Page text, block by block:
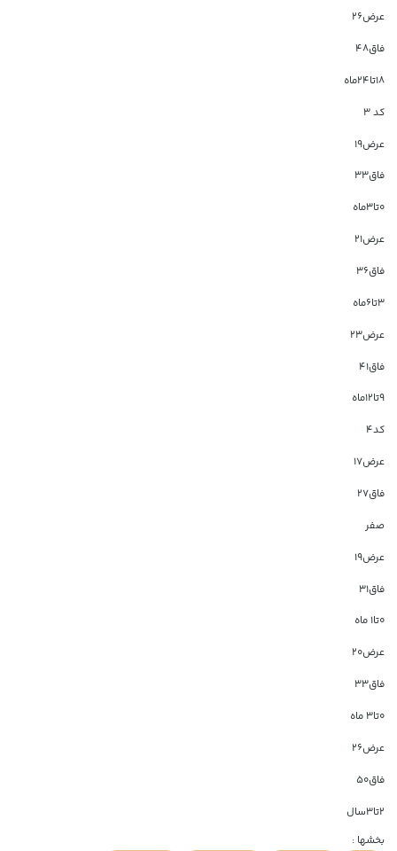
عرض۲۶
فاق۴۸
۱۸تا۲۴ماه
کد ۳
عرض۱۹
فاق۳۳
۰تا۳ماه
عرض۲۱
فاق۳۶
۳تا۶ماه
عرض۲۳
فاق۴۱
۹تا۱۲ماه
کد4
عرض۱۷
فاق۲۷
صفر
عرض۱۹
فاق۳۱
0تا1 ماه
عرض۲۰
فاق۳۳
0تا3 ماه
عرض۲۶
فاق۵۰
۲تا۳سال
بخشها :